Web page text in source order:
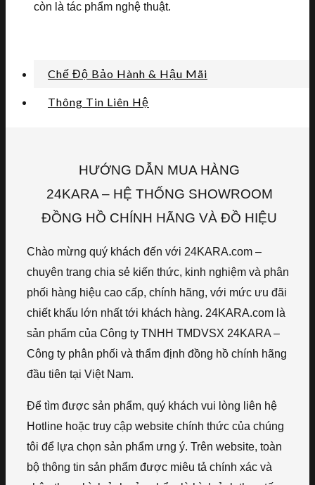
còn là tác phẩm nghệ thuật.
Chế Độ Bảo Hành & Hậu Mãi
Thông Tin Liên Hệ
HƯỚNG DẪN MUA HÀNG
24KARA – HỆ THỐNG SHOWROOM
ĐỒNG HỒ CHÍNH HÃNG VÀ ĐỒ HIỆU
Chào mừng quý khách đến với 24KARA.com –
chuyên trang chia sẻ kiến thức, kinh nghiệm và phân
phối hàng hiệu cao cấp, chính hãng, với mức ưu đãi
chiết khấu lớn nhất tới khách hàng. 24KARA.com là
sản phẩm của Công ty TNHH TMDVSX 24KARA –
Công ty phân phối và thẩm định đồng hồ chính hãng
đầu tiên tại Việt Nam.
Để tìm được sản phẩm, quý khách vui lòng liên hệ
Hotline hoặc truy cập website chính thức của chúng
tôi để lựa chọn sản phẩm ưng ý. Trên website, toàn
bộ thông tin sản phẩm được miêu tả chính xác và